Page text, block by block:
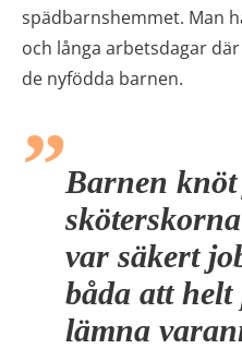
spädbarnshemmet. Man
och långa arbetsdagar
de nyfödda barnen.
Barnen
var säkert
båda att
lämna